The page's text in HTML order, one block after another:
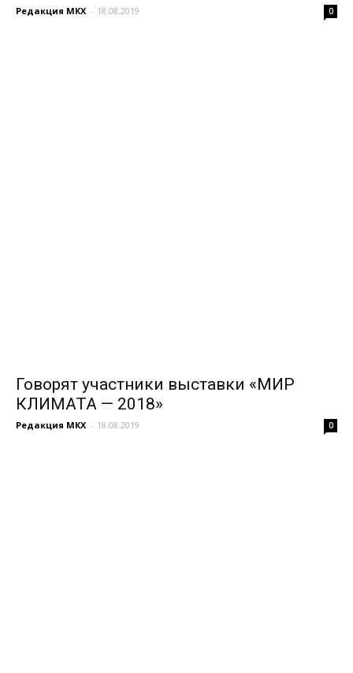
Редакция МКХ - 18.08.2019 0
Говорят участники выставки «МИР
КЛИМАТА — 2018»
Редакция МКХ - 18.08.2019 0